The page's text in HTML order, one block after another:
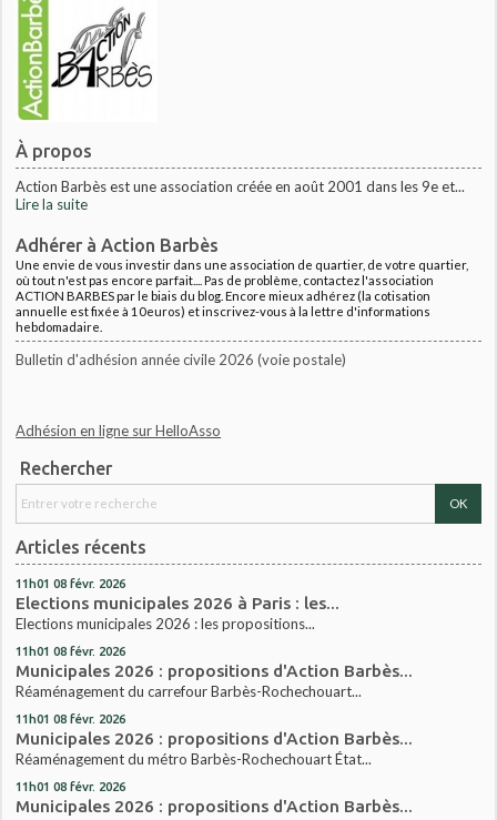
À propos
Action Barbès est une association créée en août 2001 dans les 9e et...
Lire la suite
Adhérer à Action Barbès
Une envie de vous investir dans une association de quartier, de votre quartier,
où tout n'est pas encore parfait.... Pas de problème, contactez l'association
ACTION BARBES par le biais du blog. Encore mieux adhérez (la cotisation
annuelle est fixée à 10euros) et inscrivez-vous à la lettre d'informations
hebdomadaire.
Bulletin d'adhésion année civile 2026 (voie postale)
Adhésion en ligne sur HelloAsso
Rechercher
Articles récents
11h01 08 févr. 2026
Elections municipales 2026 à Paris : les...
Elections municipales 2026 : les propositions...
11h01 08 févr. 2026
Municipales 2026 : propositions d'Action Barbès...
Réaménagement du carrefour Barbès-Rochechouart...
11h01 08 févr. 2026
Municipales 2026 : propositions d'Action Barbès...
Réaménagement du métro Barbès-Rochechouart État...
11h01 08 févr. 2026
Municipales 2026 : propositions d'Action Barbès...